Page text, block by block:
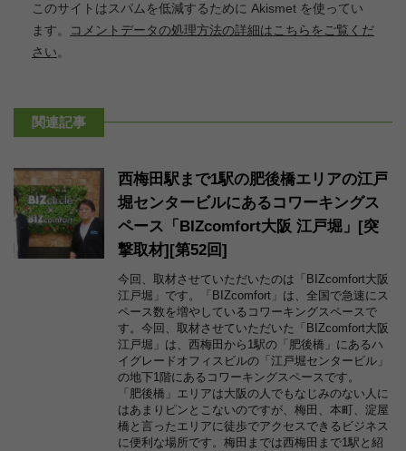
このサイトはスパムを低減するために Akismet を使ってい
ます。
コメントデータの処理方法の詳細はこちらをご覧くだ
さい。
関連記事
西梅田駅まで1駅の肥後橋エリアの江戸
堀センタービルにあるコワーキングス
ペース「BIZcomfort大阪 江戸堀」[突
撃取材][第52回]
今回、取材させていただいたのは「BIZcomfort大阪
江戸堀」です。「BIZcomfort」は、全国で急速にス
ペース数を増やしているコワーキングスペースで
す。今回、取材させていただいた「BIZcomfort大阪
江戸堀」は、西梅田から1駅の「肥後橋」にあるハ
イグレードオフィスビルの「江戸堀センタービル」
の地下1階にあるコワーキングスペースです。
「肥後橋」エリアは大阪の人でもなじみのない人に
はあまりピンとこないのですが、梅田、本町、淀屋
橋と言ったエリアに徒歩でアクセスできるビジネス
に便利な場所です。梅田までは西梅田まで1駅と紹